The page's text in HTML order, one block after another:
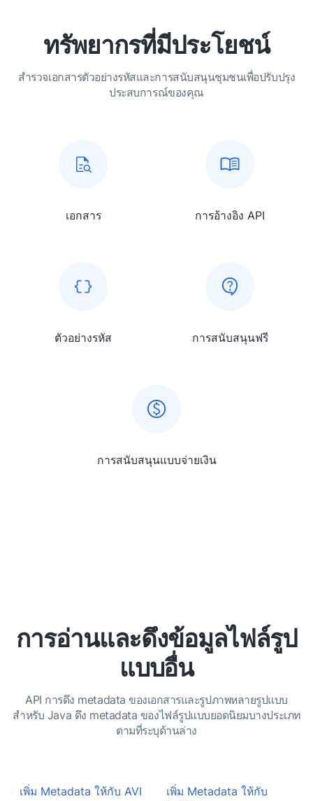
ทรัพยากรที่มีประโยชน์
สำรวจเอกสารตัวอย่างรหัสและการสนับสนุนชุมชนเพื่อปรับปรุง
ประสบการณ์ของคุณ
เอกสาร การอ้างอิง API
ตัวอย่างรหัส การสนับสนุนฟรี
การสนับสนุนแบบจ่ายเงิน
การอ่านและดึงข้อมูลไฟล์รูป
แบบอื่น
API การดึง metadata ของเอกสารและรูปภาพหลายรูปแบบ
สำหรับ Java ดึง metadata ของไฟล์รูปแบบยอดนิยมบางประเภท
ตามที่ระบุด้านล่าง
เพิ่ม Metadata ให้กับ AVI
เพิ่ม Metadata ให้กับ